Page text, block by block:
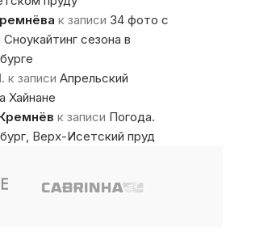
к записи 34 фото с
сезона в
к записи Апрельский
Хайнане
к записи Погода.
Верх-Исетский пруд